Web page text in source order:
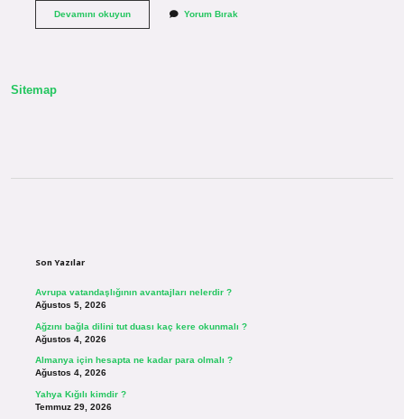
Devamını okuyunWhat
Yorum Bırak
Sitemap
Son Yazılar
Avrupa vatandaşlığının avantajları nelerdir ?
Ağustos 5, 2026
Ağzını bağla dilini tut duası kaç kere okunmalı ?
Ağustos 4, 2026
Almanya için hesapta ne kadar para olmalı ?
Ağustos 4, 2026
Yahya Kığılı kimdir ?
Temmuz 29, 2026